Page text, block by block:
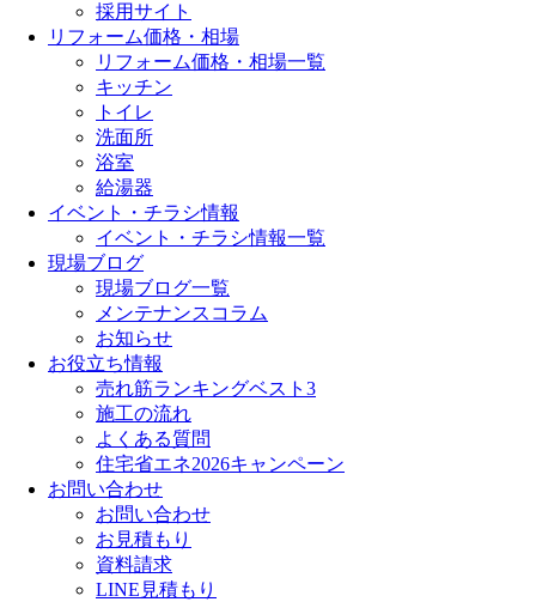
採用サイト
リフォーム価格・相場
リフォーム価格・相場一覧
キッチン
トイレ
洗面所
浴室
給湯器
イベント・チラシ情報
イベント・チラシ情報一覧
現場ブログ
現場ブログ一覧
メンテナンスコラム
お知らせ
お役立ち情報
売れ筋ランキングベスト3
施工の流れ
よくある質問
住宅省エネ2026キャンペーン
お問い合わせ
お問い合わせ
お見積もり
資料請求
LINE見積もり